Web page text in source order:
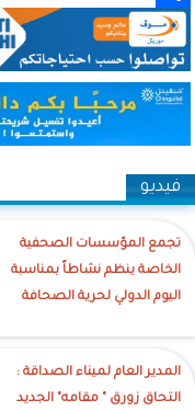
Share
فيديو
تجمع المؤسسات الصحفية
الخاصة ينظم نشاطاً بمناسبة
اليوم الدولي لحرية الصحافة
‎المدير العام لميناء الصداقة :
التحاق زورق " مقامه" الجديد